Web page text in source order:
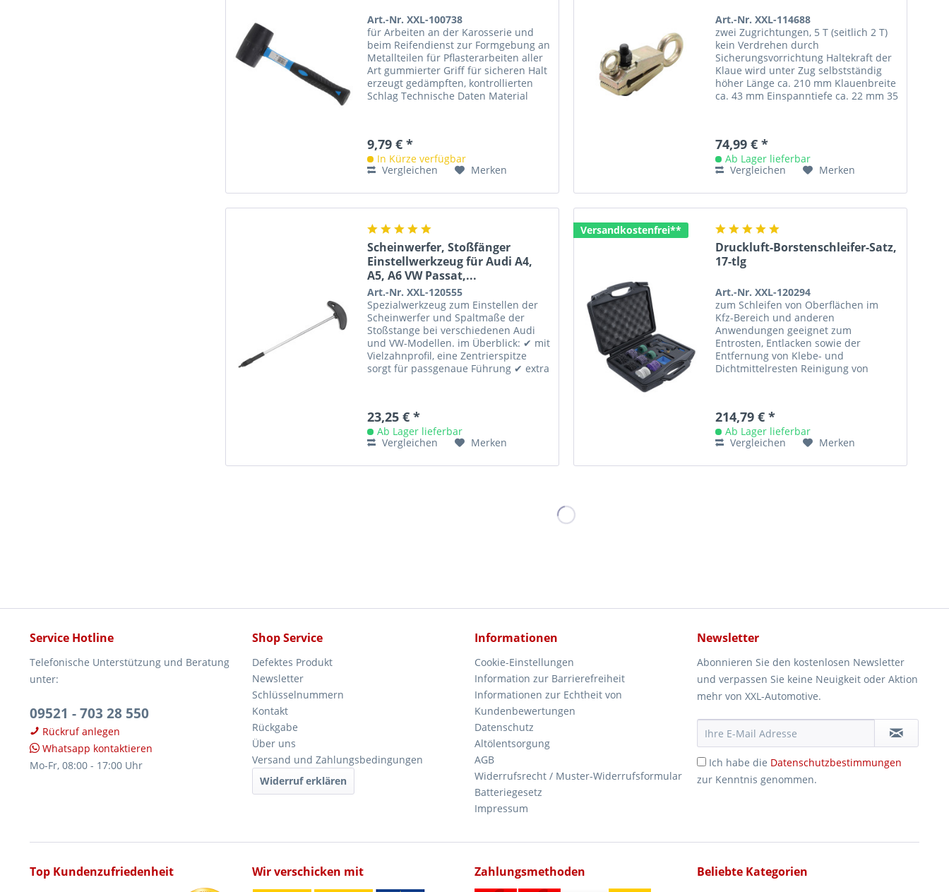
Art.-Nr. XXL-100738
für Arbeiten an der Karosserie und
beim Reifendienst zur Formgebung an
Metallteilen für Pflasterarbeiten aller
Art gummierter Griff für sicheren Halt
erzeugt gedämpften, kontrollierten
Schlag Technische Daten Material
9,79 € *
In Kürze verfügbar
Vergleichen
Merken
Art.-Nr. XXL-114688
zwei Zugrichtungen, 5 T (seitlich 2 T)
kein Verdrehen durch
Sicherungsvorrichtung Haltekraft der
Klaue wird unter Zug selbstständig
höher Länge ca. 210 mm Klauenbreite
ca. 43 mm Einspanntiefe ca. 22 mm 35
74,99 € *
Ab Lager lieferbar
Vergleichen
Merken
Scheinwerfer, Stoßfänger
Einstellwerkzeug für Audi A4,
A5, A6 VW Passat,...
Art.-Nr. XXL-120555
Spezialwerkzeug zum Einstellen der
Scheinwerfer und Spaltmaße der
Stoßstange bei verschiedenen Audi
und VW-Modellen. im Überblick: ✔ mit
Vielzahnprofil, eine Zentrierspitze
sorgt für passgenaue Führung ✔ extra
23,25 € *
Ab Lager lieferbar
Vergleichen
Merken
Versandkostenfrei**
Druckluft-Borstenschleifer-Satz,
17-tlg
Art.-Nr. XXL-120294
zum Schleifen von Oberflächen im
Kfz-Bereich und anderen
Anwendungen geeignet zum
Entrosten, Entlacken sowie der
Entfernung von Klebe- und
Dichtmittelresten Reinigung von
214,79 € *
Ab Lager lieferbar
Vergleichen
Merken
Service Hotline
Telefonische Unterstützung und Beratung
unter:
09521 - 703 28 550
Rückruf anlegen
Whatsapp kontaktieren
Mo-Fr, 08:00 - 17:00 Uhr
Shop Service
Defektes Produkt
Newsletter
Schlüsselnummern
Kontakt
Rückgabe
Über uns
Versand und Zahlungsbedingungen
Widerruf erklären
Informationen
Cookie-Einstellungen
Information zur Barrierefreiheit
Informationen zur Echtheit von
Kundenbewertungen
Datenschutz
Altölentsorgung
AGB
Widerrufsrecht / Muster-Widerrufsformular
Batteriegesetz
Impressum
Newsletter
Abonnieren Sie den kostenlosen Newsletter
und verpassen Sie keine Neuigkeit oder Aktion
mehr von XXL-Automotive.
Ich habe die Datenschutzbestimmungen
zur Kenntnis genommen.
Top Kundenzufriedenheit Wir verschicken mit Zahlungsmethoden Beliebte Kategorien